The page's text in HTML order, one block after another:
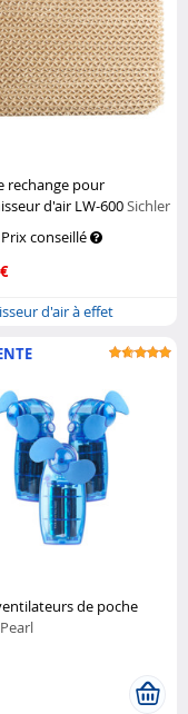
rechange pour
d'air LW-600Sichler
Prix conseillé
d'air à effet
de poche
Pearl